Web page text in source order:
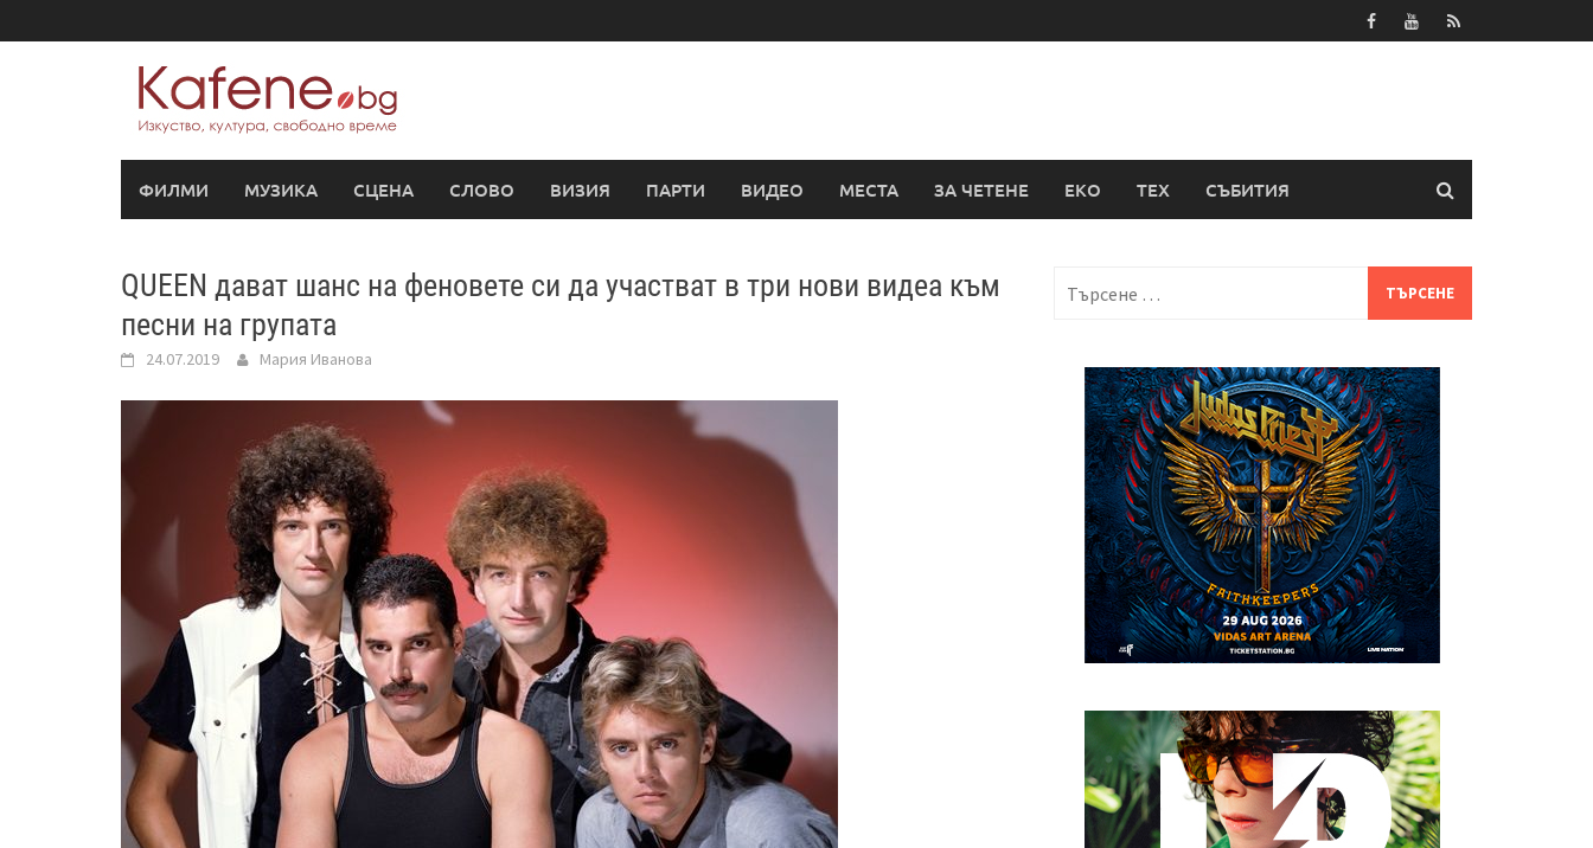
to
ФИЛМИ МУЗИКА СЦЕНА СЛОВО ВИЗИЯ ПАРТИ ВИДЕО МЕСТА ЗА ЧЕТЕНЕ ЕКО ТЕХ СЪБИТИЯ
QUEEN дават шанс на феновете си да участват в три нови видеа към
песни на групата
24.07.2019 Мария Иванова
за: